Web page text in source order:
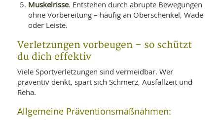
Muskelrisse. Entstehen durch abrupte Bewegungen
ohne Vorbereitung – häufig an Oberschenkel, Wade
oder Leiste.
Verletzungen vorbeugen – so schützt
du dich effektiv
Viele Sportverletzungen sind vermeidbar. Wer
präventiv denkt, spart sich Schmerz, Ausfallzeit und
Reha.
Allgemeine Präventionsmaßnahmen: